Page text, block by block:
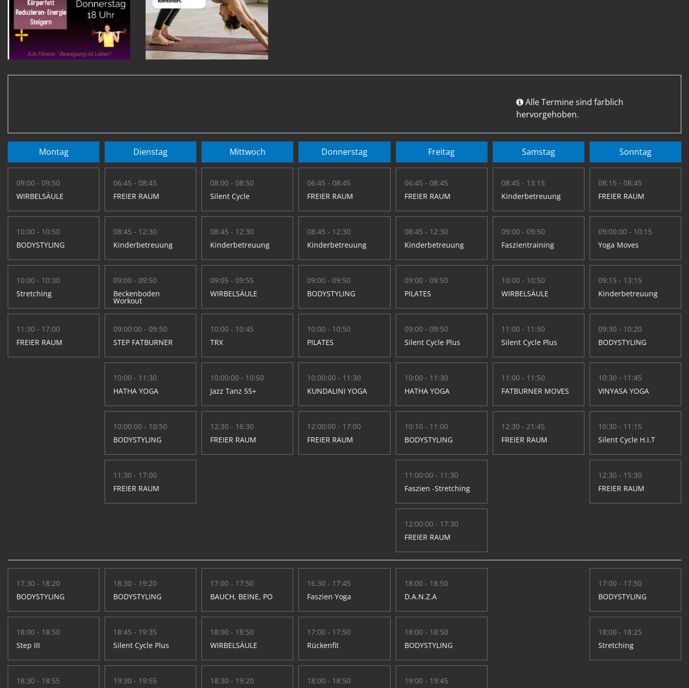
Alle Termine sind farblich
hervorgehoben.
Montag
09:00 - 09:50
WIRBELSÄULE
10:00 - 10:50
BODYSTYLING
10:00 - 10:30
Stretching
11:30 - 17:00
FREIER RAUM
Dienstag
06:45 - 08:45
FREIER RAUM
08:45 - 12:30
Kinderbetreuung
09:00 - 09:50
Beckenboden
Workout
09:00:00 - 09:50
STEP FATBURNER
10:00 - 11:30
HATHA YOGA
10:00:00 - 10:50
BODYSTYLING
11:30 - 17:00
FREIER RAUM
Mittwoch
08:00 - 08:50
Silent Cycle
08:45 - 12:30
Kinderbetreuung
09:05 - 09:55
WIRBELSÄULE
10:00 - 10:45
TRX
10:00:00 - 10:50
Jazz Tanz 55+
12:30 - 16:30
FREIER RAUM
Donnerstag
06:45 - 08:45
FREIER RAUM
08:45 - 12:30
Kinderbetreuung
09:00 - 09:50
BODYSTYLING
10:00 - 10:50
PILATES
10:00:00 - 11:30
KUNDALINI YOGA
12:00:00 - 17:00
FREIER RAUM
Freitag
06:45 - 08:45
FREIER RAUM
08:45 - 12:30
Kinderbetreuung
09:00 - 09:50
PILATES
09:00 - 09:50
Silent Cycle Plus
10:00 - 11:30
HATHA YOGA
10:10 - 11:00
BODYSTYLING
11:00:00 - 11:30
Faszien -Stretching
12:00:00 - 17:30
FREIER RAUM
Samstag
08:45 - 13:15
Kinderbetreuung
09:00 - 09:50
Faszientraining
10:00 - 10:50
WIRBELSÄULE
11:00 - 11:50
Silent Cycle Plus
11:00 - 11:50
FATBURNER MOVES
12:30 - 21:45
FREIER RAUM
Sonntag
08:15 - 08:45
FREIER RAUM
09:00:00 - 10:15
Yoga Moves
09:15 - 13:15
Kinderbetreuung
09:30 - 10:20
BODYSTYLING
10:30 - 11:45
VINYASA YOGA
10:30 - 11:15
Silent Cycle H.I.T
12:30 - 15:30
FREIER RAUM
17:30 - 18:20
BODYSTYLING
18:00 - 18:50
Step III
18:30 - 18:55
18:30 - 19:20
BODYSTYLING
18:45 - 19:35
Silent Cycle Plus
19:30 - 19:55
17:00 - 17:50
BAUCH, BEINE, PO
18:00 - 18:50
WIRBELSÄULE
18:30 - 19:20
16:30 - 17:45
Faszien Yoga
17:00 - 17:50
Rückenfit
18:00 - 18:50
18:00 - 18:50
D.A.N.Z.A
18:00 - 18:50
BODYSTYLING
19:00 - 19:45
17:00 - 17:50
BODYSTYLING
18:00 - 18:25
Stretching